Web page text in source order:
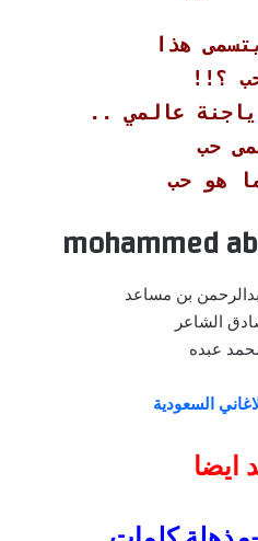
هذا
؟!!
ياجنة عالمي ..
حب
هو حب
mohammed
بن مساعد
الشاعر
عبده
السعودية
ايضا